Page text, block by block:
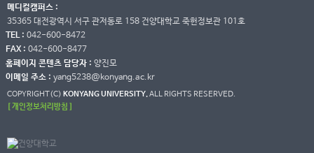
메디컬캠퍼스 :
35365 대전광역시 서구 관저동로 158 건양대학교 죽헌정보관 101호
TEL : 042-600-8472
FAX : 042-600-8477
홈페이지 콘텐츠 담당자 : 양진모
이메일 주소 : yang5238@konyang.ac.kr
COPYRIGHT(C) KONYANG UNIVERSITY.ALL RIGHTS RESERVED.
[ 개인정보처리방침 ]